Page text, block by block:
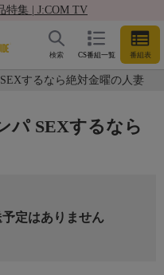
特集 | J:COM TV
CS番組一覧 番組表
検索
するなら絶対金曜の人妻
パ SEXするなら
定はありません